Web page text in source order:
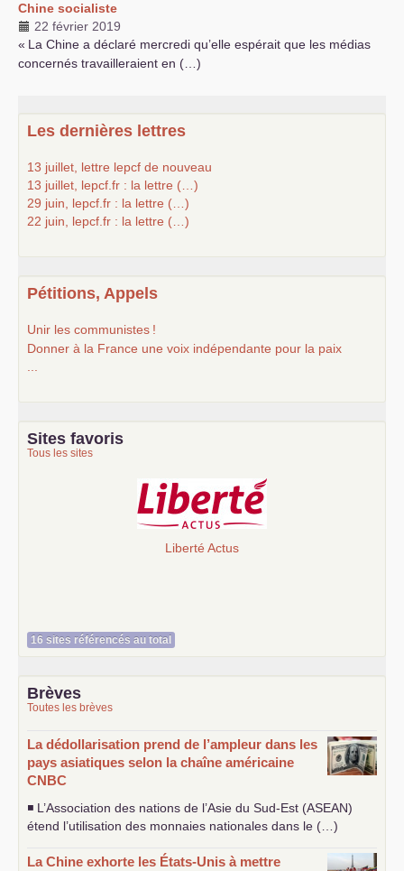
Chine socialiste
22 février 2019
« La Chine a déclaré mercredi qu’elle espérait que les médias
concernés travailleraient en (…)
Les dernières lettres
13 juillet, lettre lepcf de nouveau
13 juillet, lepcf.fr : la lettre (…)
29 juin, lepcf.fr : la lettre (…)
22 juin, lepcf.fr : la lettre (…)
Pétitions, Appels
Unir les communistes !
Donner à la France une voix indépendante pour la paix
Sites favoris
Tous les sites
Liberté Actus
16 sites référencés au total
Brèves
Toutes les brèves
La dédollarisation prend de l’ampleur dans les
pays asiatiques selon la chaîne américaine
CNBC
◾ L’Association des nations de l’Asie du Sud-Est (ASEAN)
étend l’utilisation des monnaies nationales dans le (…)
La Chine exhorte les États-Unis à mettre